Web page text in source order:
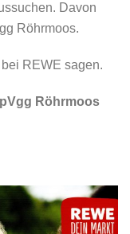
Davon
Röhrmoos.
REWE sagen.
Röhrmoos